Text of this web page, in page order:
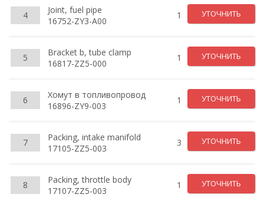
4
Joint, fuel pipe
16752-ZY3-A00
1 УТОЧНИТЬ
5
Bracket b, tube clamp
16817-ZZ5-000
1 УТОЧНИТЬ
6
Хомут в топливопровод
16896-ZY9-003
1 УТОЧНИТЬ
7
Packing, intake manifold
17105-ZZ5-003
3 УТОЧНИТЬ
8
Packing, throttle body
17107-ZZ5-003
1 УТОЧНИТЬ